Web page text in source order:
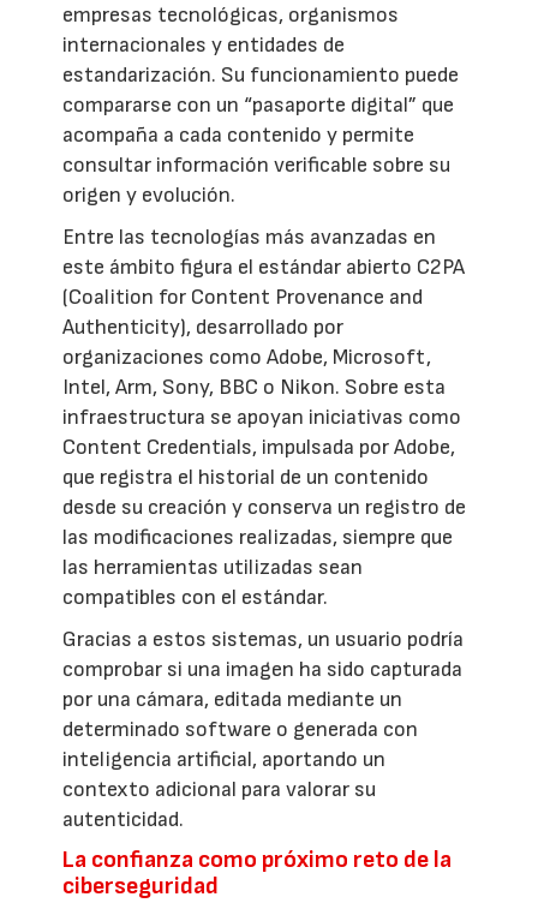
empresas tecnológicas, organismos
internacionales y entidades de
estandarización. Su funcionamiento puede
compararse con un “pasaporte digital” que
acompaña a cada contenido y permite
consultar información verificable sobre su
origen y evolución.
Entre las tecnologías más avanzadas en
este ámbito figura el estándar abierto C2PA
(Coalition for Content Provenance and
Authenticity), desarrollado por
organizaciones como Adobe, Microsoft,
Intel, Arm, Sony, BBC o Nikon. Sobre esta
infraestructura se apoyan iniciativas como
Content Credentials, impulsada por Adobe,
que registra el historial de un contenido
desde su creación y conserva un registro de
las modificaciones realizadas, siempre que
las herramientas utilizadas sean
compatibles con el estándar.
Gracias a estos sistemas, un usuario podría
comprobar si una imagen ha sido capturada
por una cámara, editada mediante un
determinado software o generada con
inteligencia artificial, aportando un
contexto adicional para valorar su
autenticidad.
La confianza como próximo reto de la
ciberseguridad